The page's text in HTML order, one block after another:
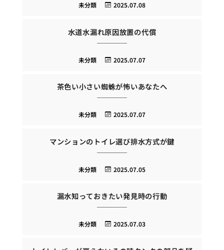
2025.07.08
未分類
水道水漏れ原因放置の代償
2025.07.07
未分類
茶色い小さい蜘蛛が怖いあなたへ
2025.07.07
未分類
マンションのトイレ選び排水方式が鍵
2025.07.05
未分類
漏水知っておきたい発見時の行動
2025.07.03
未分類